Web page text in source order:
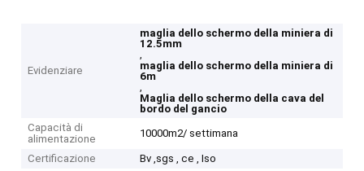
Evidenziare
maglia dello schermo della miniera di
12.5mm
,
maglia dello schermo della miniera di
6m
,
Maglia dello schermo della cava del
bordo del gancio
Capacità di
alimentazione
10000m2/ settimana
Certificazione
Bv ,sgs , ce , Iso